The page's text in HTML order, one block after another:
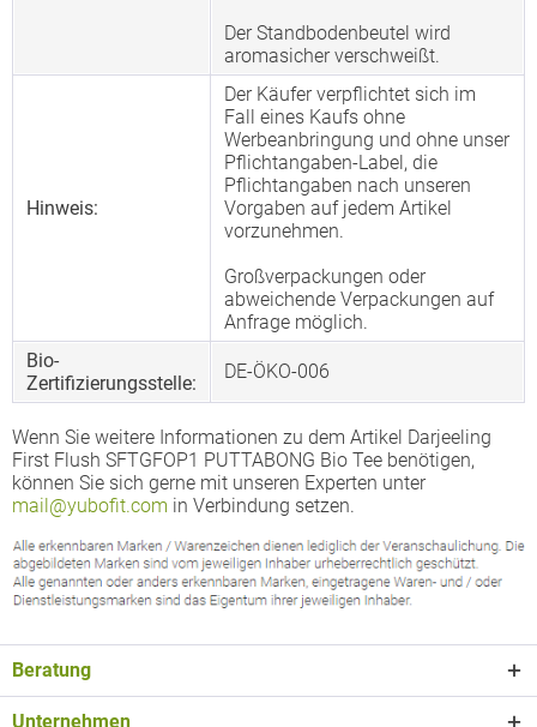
Der Standbodenbeutel wird
aromasicher verschweißt.
Hinweis:
Der Käufer verpflichtet sich im
Fall eines Kaufs ohne
Werbeanbringung und ohne unser
Pflichtangaben-Label, die
Pflichtangaben nach unseren
Vorgaben auf jedem Artikel
vorzunehmen.
Großverpackungen oder
abweichende Verpackungen auf
Anfrage möglich.
Bio-
Zertifizierungsstelle:
DE-ÖKO-006
Wenn Sie weitere Informationen zu dem Artikel Darjeeling
First Flush SFTGFOP1 PUTTABONG Bio Tee benötigen,
können Sie sich gerne mit unseren Experten unter
mail@yubofit.com in Verbindung setzen.
Beratung
Unternehmen